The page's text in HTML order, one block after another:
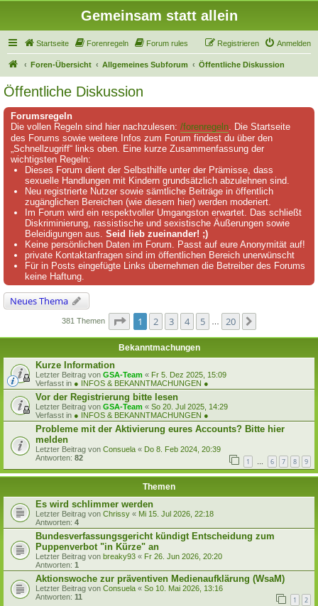
Gemeinsam statt allein
Startseite Forenregeln Forum rules Anmelden
Registrieren
Foren-Übersicht Allgemeines Subforum Öffentliche Diskussion
Öffentliche Diskussion
Forumsregeln
Die vollen Regeln sind hier nachzulesen: /forenregeln. Die Startseite
des Forums sowie weitere Infos zum Forum findest du über den
„Schnellzugriff“ links oben. Eine kurze Zusammenfassung der
wichtigsten Regeln:
Dieses Forum dient der Selbsthilfe unter der Prämisse, dass
sexuelle Handlungen mit Kindern grundsätzlich abzulehnen sind.
Neu registrierte Nutzer sowie sämtliche Beiträge in öffentlich
zugänglichen Bereichen (wie diesem hier) werden moderiert.
Im Forum wird ein respektvoller Umgangston erwartet. Das schließt
Diskriminierung, rassistische und sexistische Äußerungen sowie
Beleidigungen aus. Seid lieb zueinander! ;)
Keine persönlichen Daten im Forum. Passt auf eure Anonymität auf!
private Kontaktanfragen sind im öffentlichen Bereich unerwünscht
Für in Posts eingefügte Links übernehmen die Betreiber des Forums
keine Haftung.
Neues Thema
381 Themen Seite von
1 2 3 4 5 20
Bekanntmachungen
Kurze Information
Letzter Beitrag von GSA-Team « Fr 5. Dez 2025, 15:09
Verfasst in ● INFOS & BEKANNTMACHUNGEN ●
Vor der Registrierung bitte lesen
Letzter Beitrag von GSA-Team « So 20. Jul 2025, 14:29
Verfasst in ● INFOS & BEKANNTMACHUNGEN ●
Probleme mit der Aktivierung eures Accounts? Bitte hier
melden
Letzter Beitrag von Consuela « Do 8. Feb 2024, 20:39
Antworten: 82 1 … 6 7 8 9
Themen
Es wird schlimmer werden
Letzter Beitrag von Chrissy « Mi 15. Jul 2026, 22:18
Antworten: 4
Bundesverfassungsgericht kündigt Entscheidung zum
Puppenverbot "in Kürze" an
Letzter Beitrag von breaky93 « Fr 26. Jun 2026, 20:20
Antworten: 1
Aktionswoche zur präventiven Medienaufklärung (WsaM)
Letzter Beitrag von Consuela « So 10. Mai 2026, 13:16
Antworten: 11 1 2